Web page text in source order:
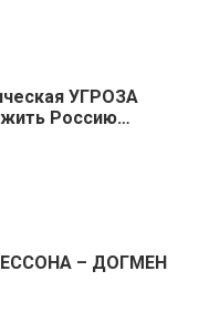
УГРОЗА
Россию…
– ДОГМЕН